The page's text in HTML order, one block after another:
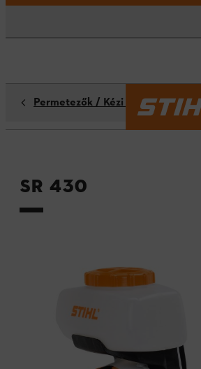
Permetezők / Kézi permetezők
SR 430